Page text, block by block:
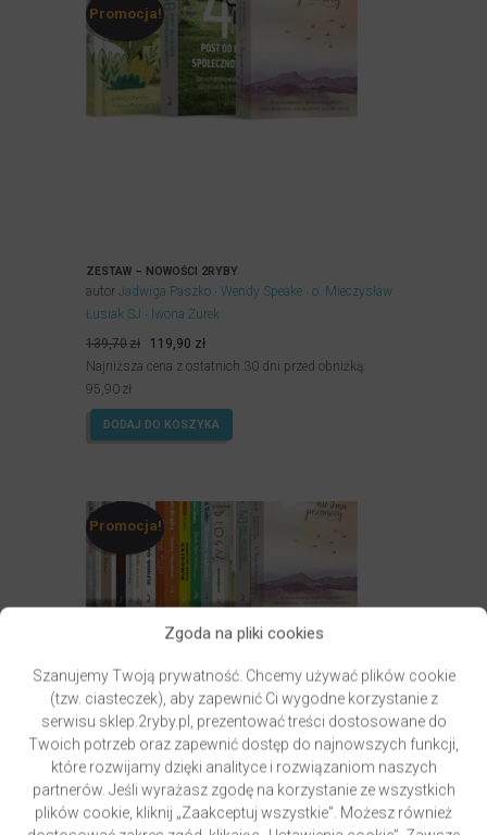
Zgoda na pliki cookies
Szanujemy Twoją prywatność. Chcemy używać plików cookie
(tzw. ciasteczek), aby zapewnić Ci wygodne korzystanie z
serwisu sklep.2ryby.pl, prezentować treści dostosowane do
Twoich potrzeb oraz zapewnić dostęp do najnowszych funkcji,
które rozwijamy dzięki analityce i rozwiązaniom naszych
partnerów. Jeśli wyrażasz zgodę na korzystanie ze wszystkich
plików cookie, kliknij „Zaakceptuj wszystkie”. Możesz również
Promocja!
ZESTAW – NOWOŚCI 2RYBY
autor Jadwiga Paszko Wendy Speake
o. Mieczysław
Łusiak SJ
Iwona Żurek
139,70zł
Pierwotna
cena
139,70zł.
119,90 złAktualna
cena
119,90zł.
Najniższa cena z ostatnich 30 dni przed obniżką:
95,90 zł
DODAJ DO KOSZYKA
Promocja!
ZESTAW – KSIĄŻKI Z 2RYBY
autor Jadwiga Paszko Wendy Speake
o. Mieczysław
Łusiak SJ
Iwona Żurek ks. Piotr Pawlukiewicz